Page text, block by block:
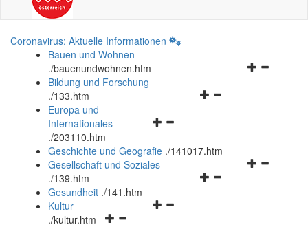
Coronavirus: Aktuelle Informationen
Bauen und Wohnen
./bauenundwohnen.htm
Navigationsmenü
Bildung und Forschung
./133.htm
Navigationsmenü
und
schließen
Europa und
Internationales
./203110.htm
Geschichte und Geografie ./141017.htm
Navigationsmenü
Gesellschaft und Soziales
./139.htm
Navigationsmenü
Gesundheit ./141.htm
Navigationsmenü
Kultur
./kultur.htm